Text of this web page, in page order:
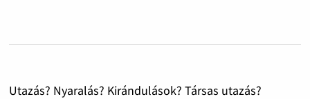
Utazás? Nyaralás? Kirándulások? Társas utazás?